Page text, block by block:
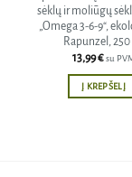
sėklų ir moliūgų
„Omega 3-6-9“,
Rapunzel, 250
13,99€ su
Į KREPŠELĮ